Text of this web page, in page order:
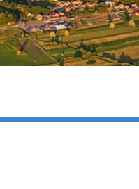
Legfrissebb Bármikor